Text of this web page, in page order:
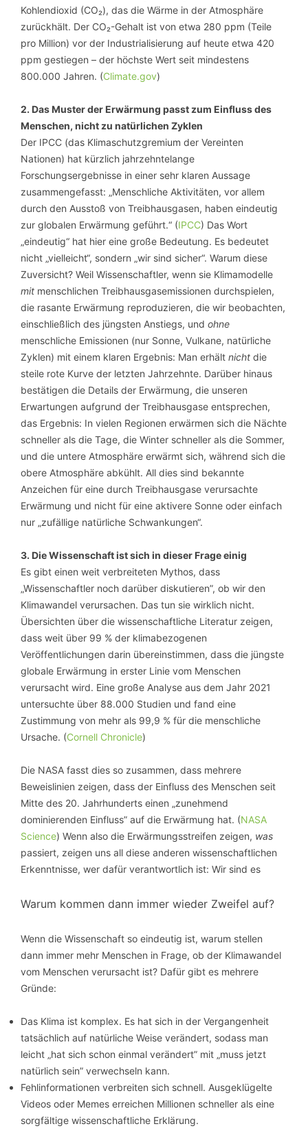
Kohlendioxid (CO₂), das die Wärme in der Atmosphäre
zurückhält. Der CO₂-Gehalt ist von etwa 280 ppm (Teile
pro Million) vor der Industrialisierung auf heute etwa 420
ppm gestiegen – der höchste Wert seit mindestens
800.000 Jahren. (Climate.gov)
2. Das Muster der Erwärmung passt zum Einfluss des
Menschen, nicht zu natürlichen Zyklen
Der IPCC (das Klimaschutzgremium der Vereinten
Nationen) hat kürzlich jahrzehntelange
Forschungsergebnisse in einer sehr klaren Aussage
zusammengefasst: „Menschliche Aktivitäten, vor allem
durch den Ausstoß von Treibhausgasen, haben eindeutig
zur globalen Erwärmung geführt.“ (IPCC) Das Wort
„eindeutig“ hat hier eine große Bedeutung. Es bedeutet
nicht „vielleicht“, sondern „wir sind sicher“. Warum diese
Zuversicht? Weil Wissenschaftler, wenn sie Klimamodelle
mit menschlichen Treibhausgasemissionen durchspielen,
die rasante Erwärmung reproduzieren, die wir beobachten,
einschließlich des jüngsten Anstiegs, und ohne
menschliche Emissionen (nur Sonne, Vulkane, natürliche
Zyklen) mit einem klaren Ergebnis: Man erhält nicht die
steile rote Kurve der letzten Jahrzehnte. Darüber hinaus
bestätigen die Details der Erwärmung, die unseren
Erwartungen aufgrund der Treibhausgase entsprechen,
das Ergebnis: In vielen Regionen erwärmen sich die Nächte
schneller als die Tage, die Winter schneller als die Sommer,
und die untere Atmosphäre erwärmt sich, während sich die
obere Atmosphäre abkühlt. All dies sind bekannte
Anzeichen für eine durch Treibhausgase verursachte
Erwärmung und nicht für eine aktivere Sonne oder einfach
nur „zufällige natürliche Schwankungen“.
3. Die Wissenschaft ist sich in dieser Frage einig
Es gibt einen weit verbreiteten Mythos, dass
„Wissenschaftler noch darüber diskutieren”, ob wir den
Klimawandel verursachen. Das tun sie wirklich nicht.
Übersichten über die wissenschaftliche Literatur zeigen,
dass weit über 99 % der klimabezogenen
Veröffentlichungen darin übereinstimmen, dass die jüngste
globale Erwärmung in erster Linie vom Menschen
verursacht wird. Eine große Analyse aus dem Jahr 2021
untersuchte über 88.000 Studien und fand eine
Zustimmung von mehr als 99,9 % für die menschliche
Ursache. (Cornell Chronicle)
Die NASA fasst dies so zusammen, dass mehrere
Beweislinien zeigen, dass der Einfluss des Menschen seit
Mitte des 20. Jahrhunderts einen „zunehmend
dominierenden Einfluss” auf die Erwärmung hat. (NASA
Science) Wenn also die Erwärmungsstreifen zeigen, was
passiert, zeigen uns all diese anderen wissenschaftlichen
Erkenntnisse, wer dafür verantwortlich ist: Wir sind es
Warum kommen dann immer wieder Zweifel auf?
Wenn die Wissenschaft so eindeutig ist, warum stellen
dann immer mehr Menschen in Frage, ob der Klimawandel
vom Menschen verursacht ist? Dafür gibt es mehrere
Gründe:
Das Klima ist komplex. Es hat sich in der Vergangenheit
tatsächlich auf natürliche Weise verändert, sodass man
leicht „hat sich schon einmal verändert” mit „muss jetzt
natürlich sein” verwechseln kann.
Fehlinformationen verbreiten sich schnell. Ausgeklügelte
Videos oder Memes erreichen Millionen schneller als eine
sorgfältige wissenschaftliche Erklärung.